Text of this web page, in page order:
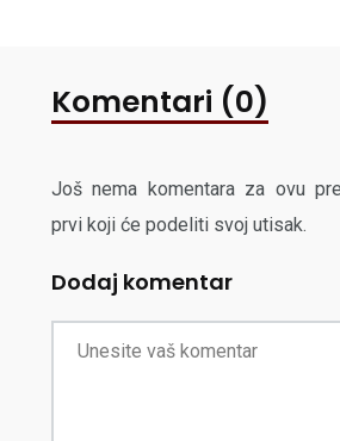
Komentari (0)
Još nema komentara za ovu
prvi koji će podeliti svoj utisak.
Dodaj komentar